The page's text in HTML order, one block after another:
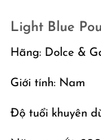
Light Blue
Hãng: Dolce &
Giới tính: Nam
Độ tuổi khuyên